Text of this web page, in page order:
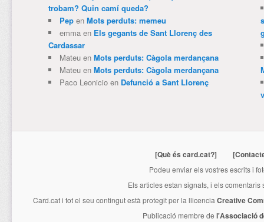
trobam? Quin camí queda?
Pepen Mots perduts: memeu
emmaen Els gegants de Sant Llorenç des
Cardassar
Mateuen Mots perduts: Càgola merdançana
Mateuen Mots perduts: Càgola merdançana
Paco Leonicioen Defunció a Sant Llorenç
[Què és card.cat?]
Podeu enviar els vostres escrits i
Els articles estan signats, i els
Card.cati tot el seu contingut està protegit per la llicencia Creative
Publicació membre de l'Associació